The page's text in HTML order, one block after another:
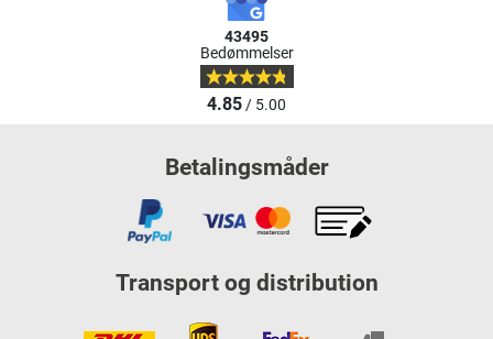
43495
Bedømmelser
4.85/ 5.00
Betalingsmåder
Transport og distribution